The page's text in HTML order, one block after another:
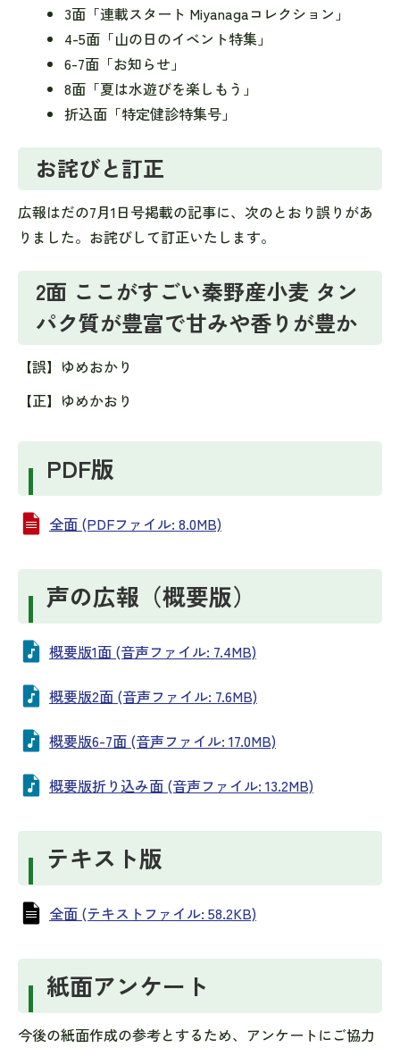
3面「連載スタート Miyanagaコレクション」
4-5面「山の日のイベント特集」
6-7面「お知らせ」
8面「夏は水遊びを楽しもう」
折込面「特定健診特集号」
お詫びと訂正
広報はだの7月1日号掲載の記事に、次のとおり誤りがあ
りました。お詫びして訂正いたします。
2面 ここがすごい秦野産小麦 タン
パク質が豊富で甘みや香りが豊か
【誤】ゆめおかり
【正】ゆめかおり
PDF版
全面 (PDFファイル: 8.0MB)
声の広報（概要版）
概要版1面 (音声ファイル: 7.4MB)
概要版2面 (音声ファイル: 7.6MB)
概要版6-7面 (音声ファイル: 17.0MB)
概要版折り込み面 (音声ファイル: 13.2MB)
テキスト版
全面 (テキストファイル: 58.2KB)
紙面アンケート
今後の紙面作成の参考とするため、アンケートにご協力